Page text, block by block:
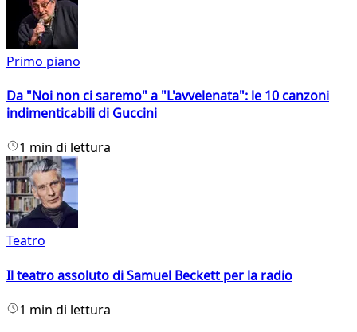
Primo piano
Da "Noi non ci saremo" a "L'avvelenata": le 10 canzoni
indimenticabili di Guccini
1 min di lettura
Teatro
Il teatro assoluto di Samuel Beckett per la radio
1 min di lettura